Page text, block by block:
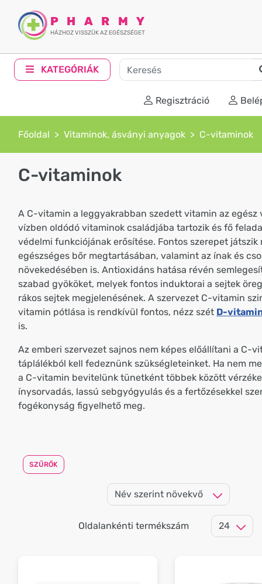
PHARMY
HÁZHOZ VISSZÜK AZ EGÉSZSÉGET
KATEGÓRIÁK
Regisztráció
Főoldal Vitaminok, ásványi anyagok C-vitaminok
C-vitaminok
A C-vitamin a leggyakrabban szedett vitamin az egész
vízben oldódó vitaminok családjába tartozik és fő
védelmi funkciójának erősítése. Fontos szerepet játszik
egészséges bőr megtartásában, valamint az ínak és
növekedésében is. Antioxidáns hatása révén
szabad gyököket, melyek fontos induktorai a sejtek
rákos sejtek megjelenésének. A szervezet C-vitamin
vitamin pótlása is rendkívül fontos, nézz szét D-
is.
Az emberi szervezet sajnos nem képes előállítani a C-
táplálékból kell fedeznünk szükségleteinket. Ha nem
a C-vitamin bevitelünk tünetként többek között
ínysorvadás, lassú sebgyógyulás és a fertőzésekkel
fogékonyság figyelhető meg.
SZŰRŐK
Oldalankénti termékszám